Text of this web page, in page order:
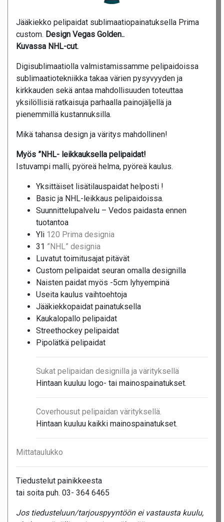
Jääkiekko pelipaidat sublimaatiopainatuksella Prima
custom. Design Vegas Golden..
Kuvassa NHL-cut.
Digisublimaatiolla valmistamissamme pelipaidoissa
sublimaatiotekniikka takaa värien pysyvyyden ja
kirkkauden sekä antaa mahdollisuuden toteuttaa
yksilöllisiä ratkaisuja parhaalla painojäljellä ja
pienemmillä kustannuksilla.
Mikä tahansa design ja väritys mahdollinen!
Myös ”NHL- leikkauksella pelipaidat!
Istuvampi malli, pyöreä helma, pyöreä kaulus.
Yksittäiset lisätilauspaidat helposti !
Basic ja NHL-leikkaus pelipaidoissa.
Suunnittelupalvelu – Vedos paidasta ennen
tuotantoa
Yli 120 Prima designia
31 ”NHL” designia
Luvatut toimitusajat pitävät
Custom pelipaidat seuran omalla designilla
Naisten paidat myös -5cm lyhyempinä
Useita kaulus vaihtoehtoja
Jääkiekkopaidat painatuksella
Kaukalopallo pelipaidat
Streethockey pelipaidat
Pipolätkä pelipaidat
Sukat pelipaidan designilla ja värityksellä
Hintaan kuuluu logo- tai mainospainatukset.
Coverhousut pelipaidan värityksellä.
Hintaan kuuluu kaikki mainospainatukset.
Mittataulukko
Tiedustelut painikkeesta
tai soita puh. 03- 364 6465
Jos tiedusteluun/tarjouspyyntöön ei vastausta kuulu,